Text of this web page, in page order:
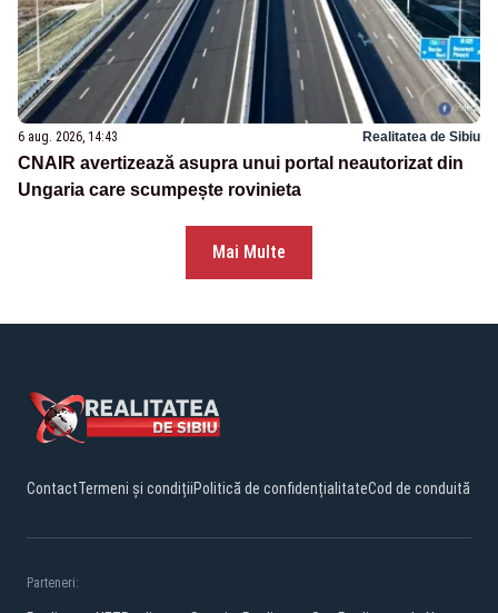
6 aug. 2026, 14:43 Realitatea de Sibiu
CNAIR avertizează asupra unui portal neautorizat din
Ungaria care scumpește rovinieta
Mai Multe
ContactTermeni și condițiiPolitică de confidențialitateCod de conduită
Parteneri: